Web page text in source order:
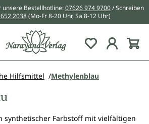
unsere Bestellhotline:07626 974 9700/ Schreiben
2038 (Mo-Fr 8-20 Uhr, Sa 8-12 Uhr)
Du hast 0
Hilfsmittel Methylenblau
synthetischer Farbstoff mit vielfältigen